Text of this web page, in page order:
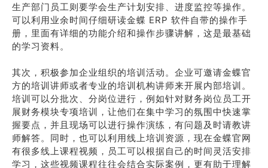
生产部门员工则要学会生产计划安排、进度监控等操作。
可以利用业余时间仔细研读金蝶 ERP 软件自带的操作手
册，里面有详细的功能介绍和操作步骤讲解，这是最基础
的学习资料。
其次，积极参加企业组织的培训活动。企业可邀请金蝶官
方的培训讲师或者专业的培训机构讲师来开展内部培训。
培训可以分批次、分岗位进行，例如针对财务岗位员工开
展财务模块专项培训，让他们在集中学习的氛围中快速掌
握要点，并且现场可以进行操作演练，有问题及时请教讲
师解答。同时，也可以利用线上培训资源，现在金蝶官网
有很多线上课程视频，员工可以根据自己的时间灵活安排
学习，这些视频课程往往会结合实际案例，更有助于理解